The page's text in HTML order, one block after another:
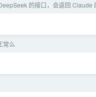
的接口，会返回 Claude
常么